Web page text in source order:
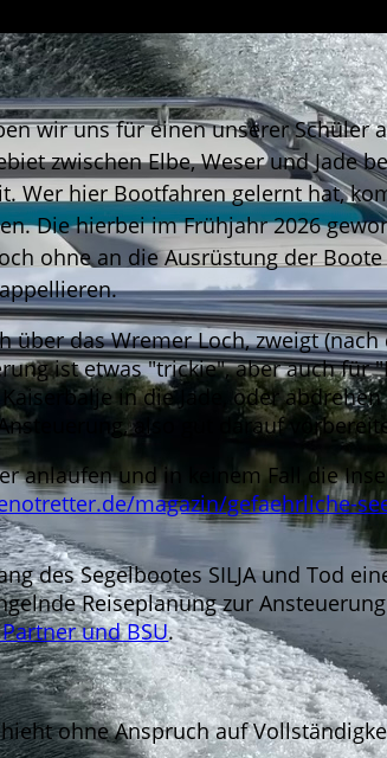
wir uns für einen unserer Schüler
zwischen Elbe, Weser und Jade
Wer hier Bootfahren gelernt hat,
Die hierbei im Frühjahr 2026
ohne an die Ausrüstung der
über das Wremer Loch, zweigt (nach
ist etwas "trickie", aber auch für
in die Jade, oder
also gut darauf
anlaufen und in keinem Fall die
magazin/gefaehrliche-
des Segelbootes SILJA und Tod
Reiseplanung zur
und BSU.
ohne Anspruch auf